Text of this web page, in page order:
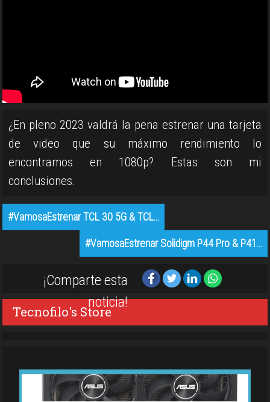
¿En pleno 2023 valdrá la pena estrenar una tarjeta
de video que su máximo rendimiento lo
encontramos en 1080p? Estas son mi
conclusiones.
#VamosaEstrenar TCL 30 5G & TCL…
#VamosaEstrenar Solidigm P44 Pro & P41…
¡Comparte esta
noticia!
Tecnofilo's Store